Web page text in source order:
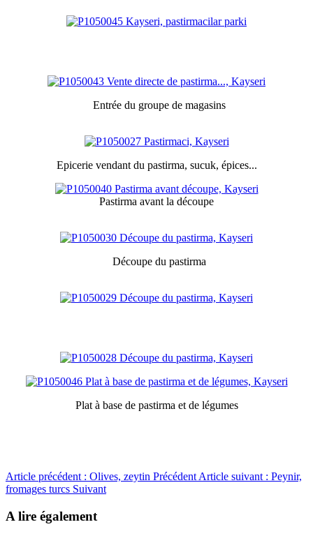
Entrée du groupe de magasins
Epicerie vendant du pastirma, sucuk, épices...
Pastirma avant la découpe
Découpe du pastirma
Plat à base de pastirma et de légumes
Article précédent : Olives, zeytin Précédent Article suivant : Peynir,
fromages turcs Suivant
A lire également